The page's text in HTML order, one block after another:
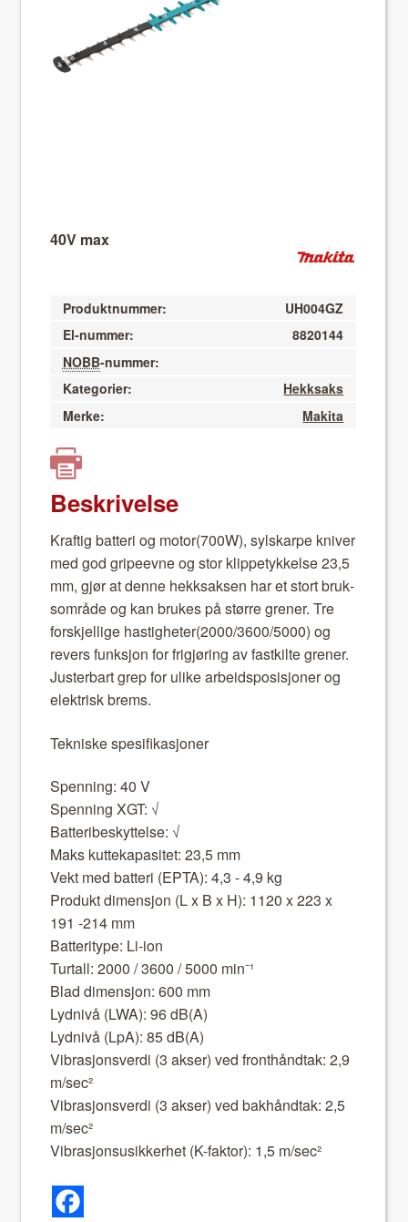
About VIX
40V max
Produktnummer:
UH004GZ
El-nummer:
8820144
NOBB-nummer:
Kategorier:
Hekksaks
Merke:
Makita
Beskrivelse
Kraftig bat­teri og motor(700W), syl­skarpe kniv­er
med god gripeevne og stor klip­petykkelse 23,5
mm, gjør at denne hekksak­sen har et stort bruk­
som­råde og kan brukes på større gren­er. Tre
forskjel­lige hastigheter(2000/3600/5000) og
revers funksjon for frigjøring av fastk­ilte gren­er.
Juster­bart grep for ulike arbei­d­spo­sisjon­er og
elek­trisk brems.
Tekniske spe­si­fikasjon­er
Spen­ning: 40 V
Spen­ning XGT: √
Bat­teribeskyt­telse: √
Maks kut­teka­p­a­sitet: 23,5 mm
Vekt med bat­teri (EPTA): 4,3 - 4,9 kg
Pro­dukt dimen­sjon (L x B x H): 1120 x 223 x
191 -214 mm
Bat­ter­i­type: Li-ion
Tur­tall: 2000 / 3600 / 5000 min⁻¹
Blad dimen­sjon: 600 mm
Lyd­nivå (LWA): 96 dB(A)
Lyd­nivå (LpA): 85 dB(A)
Vibrasjonsver­di (3 akser) ved fron­thånd­tak: 2,9
m/sec²
Vibrasjonsver­di (3 akser) ved bakhånd­tak: 2,5
m/sec²
Vibrasjon­susikker­het (K-fak­tor): 1,5 m/sec²